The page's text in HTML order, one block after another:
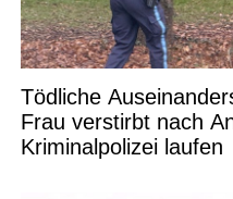
Tödliche
Frau verstirbt nach
Kriminalpolizei laufen